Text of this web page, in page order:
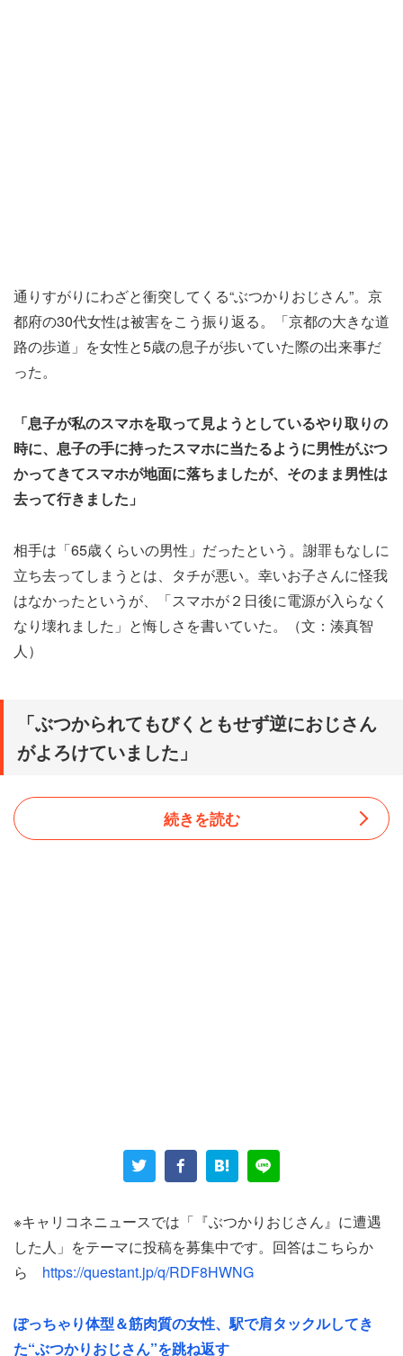
通りすがりにわざと衝突してくる“ぶつかりおじさん”。京
都府の30代女性は被害をこう振り返る。「京都の大きな道
路の歩道」を女性と5歳の息子が歩いていた際の出来事だ
った。
「息子が私のスマホを取って見ようとしているやり取りの
時に、息子の手に持ったスマホに当たるように男性がぶつ
かってきてスマホが地面に落ちましたが、そのまま男性は
去って行きました」
相手は「65歳くらいの男性」だったという。謝罪もなしに
立ち去ってしまうとは、タチが悪い。幸いお子さんに怪我
はなかったというが、「スマホが２日後に電源が入らなく
なり壊れました」と悔しさを書いていた。（文：湊真智
人）
「ぶつかられてもびくともせず逆におじさん
がよろけていました」
した」
しかしその突進は女性には効かなかったようだ。
「けれど私は人より太っているし（笑）高校時代は女子サ
ッカーをやっていたこともあって、ぶつかられてもびくと
続きを読む
※キャリコネニュースでは「『ぶつかりおじさん』に遭遇
した人」をテーマに投稿を募集中です。回答はこちらか
ら https://questant.jp/q/RDF8HWNG
ぽっちゃり体型＆筋肉質の女性、駅で肩タックルしてき
た“ぶつかりおじさん”を跳ね返す